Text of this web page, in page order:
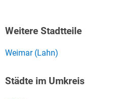
Weitere Stadtteile
Weimar (Lahn)
Städte im Umkreis